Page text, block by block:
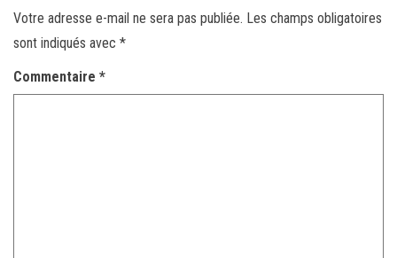
Votre adresse e-mail ne sera pas publiée. Les champs obligatoires
sont indiqués avec *
Commentaire *